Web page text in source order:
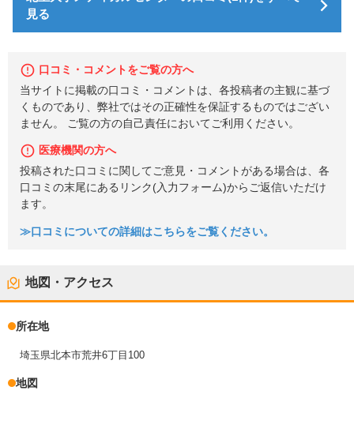
見る
口コミ・コメントをご覧の方へ
当サイトに掲載の口コミ・コメントは、各投稿者の主観に基づ
くものであり、弊社ではその正確性を保証するものではござい
ません。 ご覧の方の自己責任においてご利用ください。
医療機関の方へ
投稿された口コミに関してご意見・コメントがある場合は、各
口コミの末尾にあるリンク(入力フォーム)からご返信いただけ
ます。
≫口コミについての詳細はこちらをご覧ください。
地図・アクセス
所在地
埼玉県北本市荒井6丁目100
地図